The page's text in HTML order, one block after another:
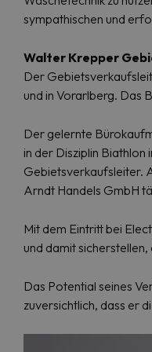
sympathischen und
Walter Krepper
Der
und in Vorarlberg. Das
Der gelernte
in der Disziplin
Gebietsverkaufsleiter.
Arndt Handels GmbH
Mit dem Eintritt bei
und damit
Das Potential seines
zuversichtlich, dass er